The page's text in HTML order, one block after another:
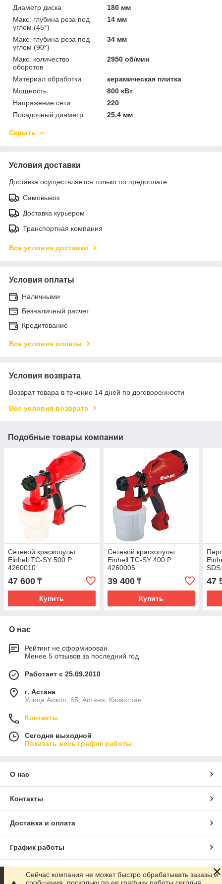
Диаметр диска
180 мм
Макс. глубина реза под
углом (45°)
14 мм
Макс. глубина реза под
углом (90°)
34 мм
Макс. количество
оборотов
2950 об/мин
Материал обработки
керамическая плитка
Мощность
800 кВт
Напряжение сети
220
Посадочный диаметр
25.4 мм
Скрыть
Условия доставки
Доставка осуществляется только по предоплате.
Самовывоз
Доставка курьером
Транспортная компания
Все условия доставки
Условия оплаты
Наличными
Безналичный расчет
Кредитование
Все условия оплаты
Условия возврата
Возврат товара в течение 14 дней по договоренности
Все условия возврата
Подобные товары компании
Сетевой краскопульт
Einhell TC-SY 500 P
4260010
47 600 ₸
Купить
Сетевой краскопульт
Einhell TC-SY 400 P
4260005
39 400₸
Купить
47
О нас
Рейтинг не сформирован
Менее 5 отзывов за последний год
Работает с 25.09.2010
г. Астана
Улица Акжол, 65, Астана, Казахстан
Контакты
Сегодня выходной
Показать весь график работы
О нас
Контакты
Доставка и оплата
График работы
Полная версия сайта
Сейчас компания не может быстро обрабатывать заказы и